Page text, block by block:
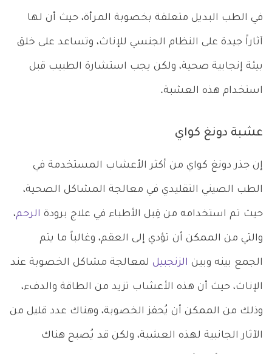
في الطب البديل متعلقة بخصوبة المرأة، حيث أن لها
آثاراً جيدة على النظام الجنسي للإناث، وتساعد على خلق
بيئة إنجابية صحية، ولكن يجب استشارة الطبيب قبل
استخدام هذه العشبة.
عشبة دونغ كواي
إن جذر دونغ كواي من أكثر الأعشاب المستخدمة في
الطب الصيني التقليدي في معالجة المشاكل الصحية،
حيث تم استخدامه من قِبل الأطباء في علاج برودة الرحم،
والتي من الممكن أن تؤدي إلى العقم، وغالباً ما يتم
الجمع بينه وبين الزنجبيل لمعالجة مشاكل الخصوبة عند
الإناث، حيث أن هذه الأعشاب تزيد من الطاقة والدفء،
وذلك من الممكن أن يُحفز الخصوبة، وهناك عدد قليل من
الآثار الجانبية لهذه العشبة، ولكن قد يُصبح هناك